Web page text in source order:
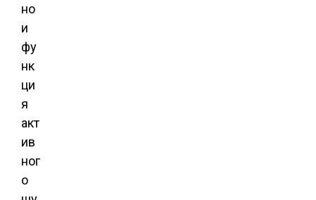
но
и
фу
нк
ци
я
акт
ив
ног
о